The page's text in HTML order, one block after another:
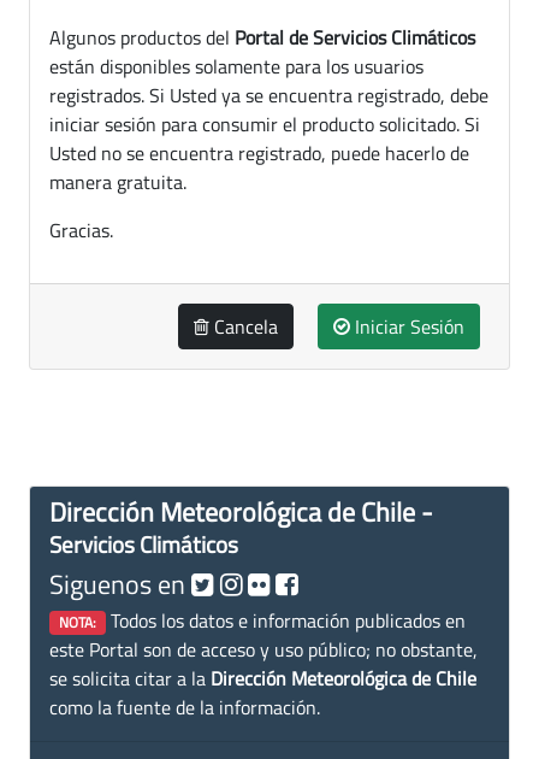
Algunos productos del Portal de Servicios Climáticos
están disponibles solamente para los usuarios
registrados. Si Usted ya se encuentra registrado, debe
iniciar sesión para consumir el producto solicitado. Si
Usted no se encuentra registrado, puede hacerlo de
manera gratuita.
Gracias.
Cancela Iniciar Sesión
Dirección Meteorológica de Chile -
Servicios Climáticos
Siguenos en
NOTA: Todos los datos e información publicados en
este Portal son de acceso y uso público; no obstante,
se solicita citar a la Dirección Meteorológica de Chile
como la fuente de la información.